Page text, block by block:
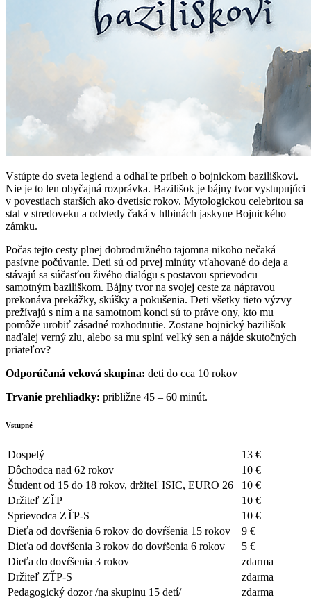
Vstúpte do sveta legiend a odhaľte príbeh o bojnickom baziliškovi.
Nie je to len obyčajná rozprávka. Bazilišok je bájny tvor vystupujúci
v povestiach starších ako dvetisíc rokov. Mytologickou celebritou sa
stal v stredoveku a odvtedy čaká v hlbinách jaskyne Bojnického
zámku.
Počas tejto cesty plnej dobrodružného tajomna nikoho nečaká
pasívne počúvanie. Deti sú od prvej minúty vťahované do deja a
stávajú sa súčasťou živého dialógu s postavou sprievodcu –
samotným baziliškom. Bájny tvor na svojej ceste za nápravou
prekonáva prekážky, skúšky a pokušenia. Deti všetky tieto výzvy
prežívajú s ním a na samotnom konci sú to práve ony, kto mu
pomôže urobiť zásadné rozhodnutie. Zostane bojnický bazilišok
naďalej verný zlu, alebo sa mu splní veľký sen a nájde skutočných
priateľov?
Odporúčaná veková skupina: deti do cca 10 rokov
Trvanie prehliadky: približne 45 – 60 minút.
Vstupné
Dospelý
13 €
Dôchodca nad 62 rokov
10 €
Študent od 15 do 18 rokov, držiteľ ISIC, EURO 26
10 €
Držiteľ ZŤP
10 €
Sprievodca ZŤP-S
10 €
Dieťa od dovŕšenia 6 rokov do dovŕšenia 15 rokov
9 €
Dieťa od dovŕšenia 3 rokov do dovŕšenia 6 rokov
5 €
Dieťa do dovŕšenia 3 rokov
zdarma
Držiteľ ZŤP-S
zdarma
Pedagogický dozor /na skupinu 15 detí/
zdarma